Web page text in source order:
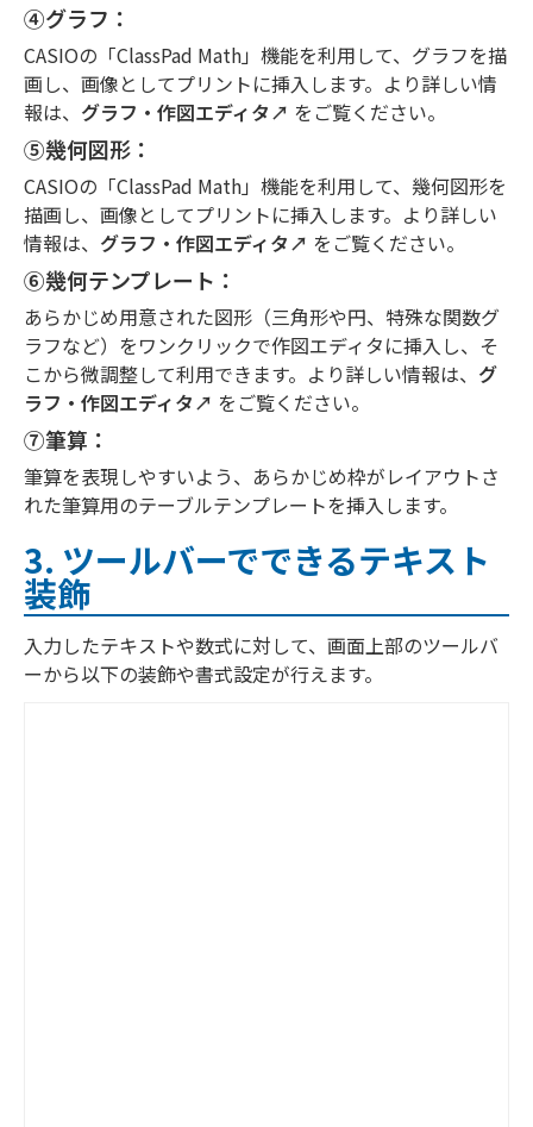
④グラフ：
CASIOの「ClassPad Math」機能を利用して、グラフを描
画し、画像としてプリントに挿入します。より詳しい情
報は、 グラフ・作図エディタ↗︎ をご覧ください。
⑤幾何図形：
CASIOの「ClassPad Math」機能を利用して、幾何図形を
描画し、画像としてプリントに挿入します。より詳しい
情報は、 グラフ・作図エディタ↗︎ をご覧ください。
⑥幾何テンプレート：
あらかじめ用意された図形（三角形や円、特殊な関数グ
ラフなど）をワンクリックで作図エディタに挿入し、そ
こから微調整して利用できます。より詳しい情報は、 グ
ラフ・作図エディタ↗︎ をご覧ください。
⑦筆算：
筆算を表現しやすいよう、あらかじめ枠がレイアウトさ
れた筆算用のテーブルテンプレートを挿入します。
3. ツールバーでできるテキスト
装飾
入力したテキストや数式に対して、画面上部のツールバ
ーから以下の装飾や書式設定が行えます。